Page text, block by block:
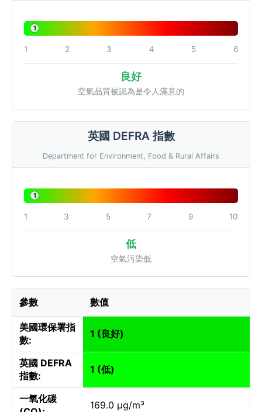
1
1 2 3 4 5 6
良好
空氣品質被認為是令人滿意的
英國 DEFRA 指數
Department for Environment, Food & Rural Affairs
1
1 3 5 7 9 10
低
空氣污染低
參數 數值
美國環保署指
數:
1 (良好)
英國 DEFRA
指數:
1 (低)
一氧化碳
169.0 µg/m³